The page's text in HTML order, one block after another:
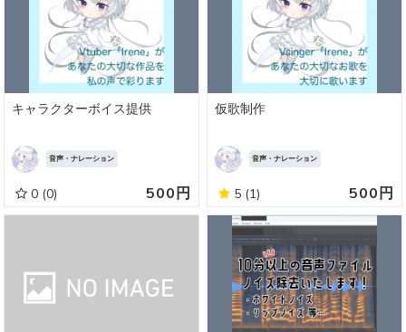
キャラクターボイス提供
音声・ナレーション
0 (0) 500円
仮歌制作
音声・ナレーション
5 (1) 500円